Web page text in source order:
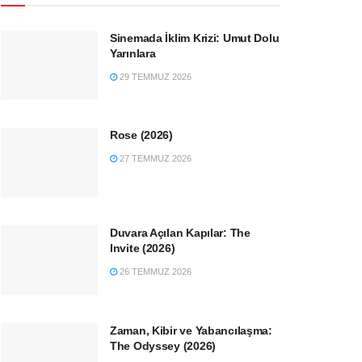
Sinemada İklim Krizi: Umut Dolu
Yarınlara
29 TEMMUZ 2026
Rose (2026)
27 TEMMUZ 2026
Duvara Açılan Kapılar: The
Invite (2026)
26 TEMMUZ 2026
Zaman, Kibir ve Yabancılaşma:
The Odyssey (2026)